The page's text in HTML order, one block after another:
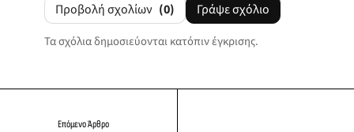
Προβολή σχολίων (0) Γράψε σχόλιο
Τα σχόλια δημοσιεύονται κατόπιν έγκρισης.
Επόμενο Άρθρο